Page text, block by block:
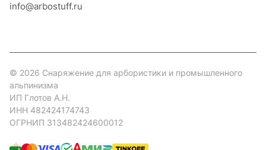
info@arbostuff.ru
© 2026 Снаряжение для арбористики и промышленного
альпинизма
ИП Глотов А.Н.
ИНН 482424174743
ОГРНИП 313482424600012